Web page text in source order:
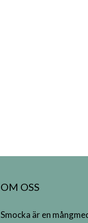
OM OSS
Smocka är en